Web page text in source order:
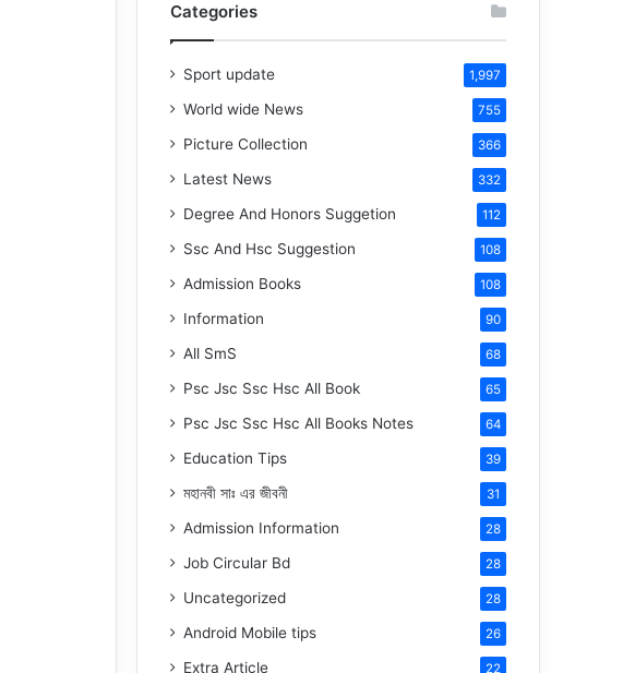
Categories
Sport update 1,997
World wide News 755
Picture Collection 366
Latest News 332
Degree And Honors Suggetion 112
Ssc And Hsc Suggestion 108
Admission Books 108
Information 90
All SmS 68
Psc Jsc Ssc Hsc All Book 65
Psc Jsc Ssc Hsc All Books Notes 64
Education Tips 39
মহানবীসাঃ এর জীবনী 31
Admission Information 28
Job Circular Bd 28
Uncategorized 28
Android Mobile tips 26
Extra Article 22